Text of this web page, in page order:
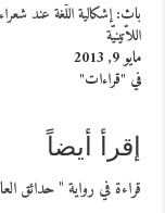
باث: إشكالية اللّغة عند
اللاّتينيّة
مايو 9, 2013
في "قراءات"
إقرأ أيضاً
قراءة في رواية " حدائق